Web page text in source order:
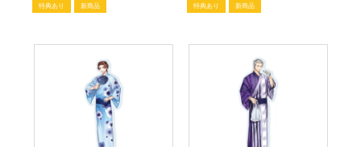
特典あり 新商品 特典あり 新商品